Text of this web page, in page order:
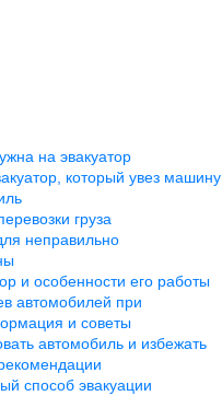
на эвакуатор
который увез машину
груза
неправильно
и особенности его работы
автомобилей при
и советы
автомобиль и избежать
способ эвакуации